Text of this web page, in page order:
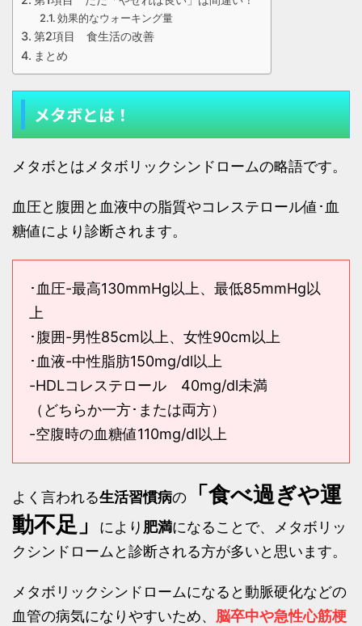
効果的なウォーキング量
第2項目 食生活の改善
まとめ
メタボとは！
メタボとはメタボリックシンドロームの略語です。
血圧と腹囲と血液中の脂質やコレステロール値･血
糖値により診断されます。
･血圧-最高130mmHg以上、最低85mmHg以
上
･腹囲-男性85cm以上、女性90cm以上
･血液-中性脂肪150mg/dl以上
-HDLコレステロール 40mg/dl未満
（どちらか一方･または両方）
-空腹時の血糖値110mg/dl以上
よく言われる生活習慣病の
「食べ過ぎや運
動不足」
により 肥満になることで、メタボリッ
クシンドロームと診断される方が多いと思います。
メタボリックシンドロームになると動脈硬化などの
血管の病気になりやすいため、 脳卒中や急性心筋梗